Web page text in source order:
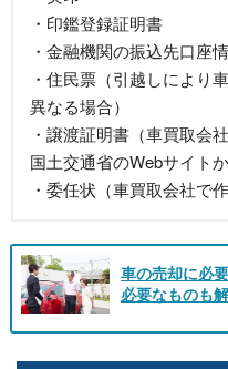
・印鑑登録証明書
・金融機関の振込先口座
・住民票（引越しにより
異なる場合）
・譲渡証明書（車買取会
国土交通省のWebサイト
・委任状（車買取会社で
車の売却に必
必要なものも